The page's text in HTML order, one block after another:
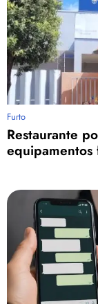
Furto
Restaurante
equipamentos